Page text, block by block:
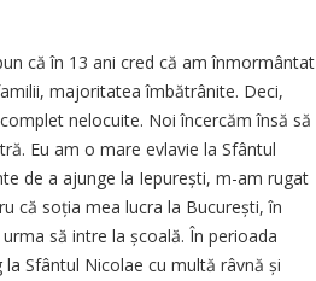
că în 13 ani cred că am înmormântat
majoritatea îmbătrânite. Deci,
nelocuite. Noi încercăm însă să
Eu am o mare evlavie la Sfântul
de a ajunge la Iepurești, m-am rugat
că soția mea lucra la București, în
să intre la școală. În perioada
Sfântul Nicolae cu multă râvnă și